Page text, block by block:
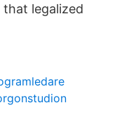
legalized